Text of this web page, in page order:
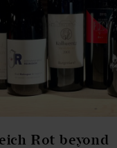
Rot beyond